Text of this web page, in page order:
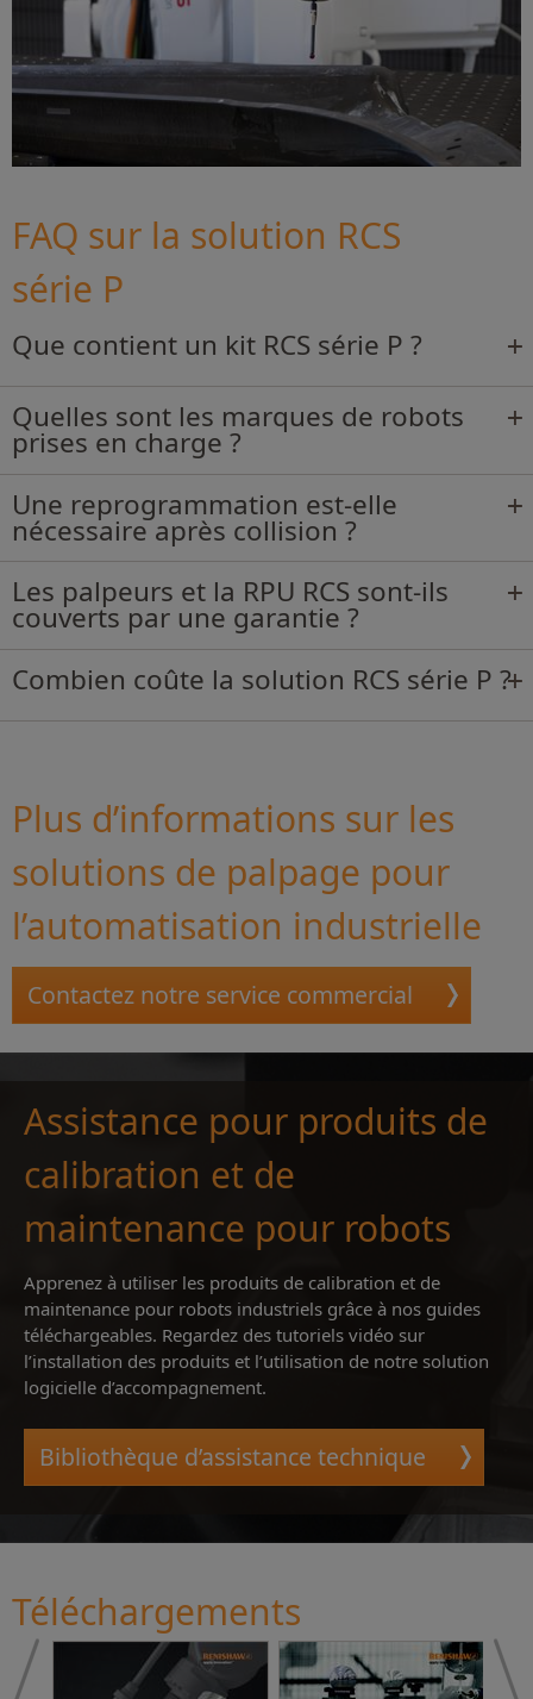
FAQ sur la solution RCS
série P
Que contient un kit RCS série P ?
Quelles sont les marques de robots
prises en charge ?
Une reprogrammation est-elle
nécessaire après collision ?
Les palpeurs et la RPU RCS sont-ils
couverts par une garantie ?
Combien coûte la solution RCS série P ?
Plus d’informations sur les
solutions de palpage pour
l’automatisation industrielle
Contactez notre service commercial
Assistance pour produits de
calibration et de
maintenance pour robots
Apprenez à utiliser les produits de calibration et de
maintenance pour robots industriels grâce à nos guides
téléchargeables. Regardez des tutoriels vidéo sur
l’installation des produits et l’utilisation de notre solution
logicielle d’accompagnement.
Bibliothèque d’assistance technique
Téléchargements